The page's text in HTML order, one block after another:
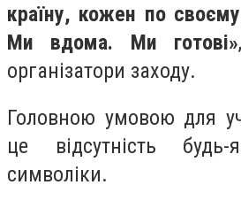
країну, кожен по
Ми вдома. Ми готові»
організатори заходу.
Головною умовою для
це відсутність будь-
символіки.